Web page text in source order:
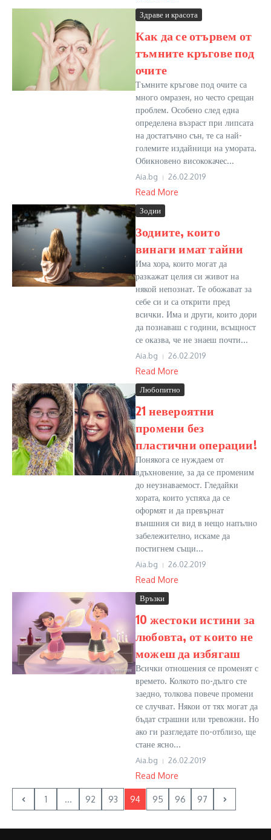
Здраве и красота
Как да се отървем от
тъмните кръгове под
очите
Тъмните кръгове под очите са
много омразен, но често срещан
проблем. Особено след една
определена възраст при липсата
на достатъчно сън, те са най-
големите издайници на умората.
Обикновено висококачес...
Aia.bg 26.02.2019
Read More
Зодии
Зодиите, които
винаги имат тайни
Има хора, които могат да
разкажат целия си живот на
някой непознат. Те обожават за
себе си и са открити пред
всички. Има и други, които дори
да познаваш с години, всъщност
се оказва, че не знаеш почти...
Aia.bg 26.02.2019
Read More
Любопитно
21 невероятни
промени без
пластични операции!
Понякога се нуждаем от
вдъхновение, за да се променим
до неузнаваемост. Гледайки
хората, които успяха да се
оформят и да превърнат
външния си вид в нещо напълно
забележително, искаме да
постигнем същи...
Aia.bg 26.02.2019
Read More
Връзки
10 жестоки истини за
любовта, от които не
можеш да избягаш
Всички отношения се променят с
времето. Колкото по-дълго сте
заедно, толкова повече промени
се случват. Някои от тях могат да
бъдат страшни или тревожни. Но
ако ги разгледате по-отблизо, ще
стане ясно...
Aia.bg 26.02.2019
Read More
1 ... 92 93 94 95 96 97